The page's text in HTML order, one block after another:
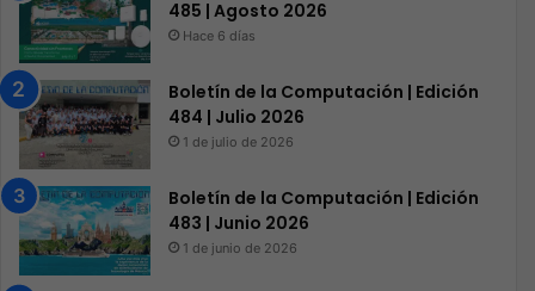
485 | Agosto 2026
Hace 6 días
Boletín de la Computación | Edición
484 | Julio 2026
1 de julio de 2026
Boletín de la Computación | Edición
483 | Junio 2026
1 de junio de 2026